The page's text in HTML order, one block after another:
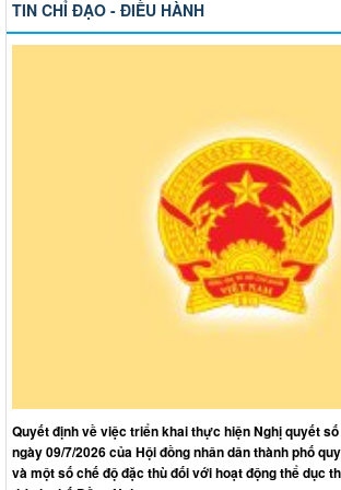
TIN CHỈ ĐẠO - ĐIỀU HÀNH
Quyết định về việc triển khai thực hiện Nghị quyết
ngày 09/7/2026 của Hội đồng nhân dân thành phố
và một số chế độ đặc thù đối với hoạt động thể dục